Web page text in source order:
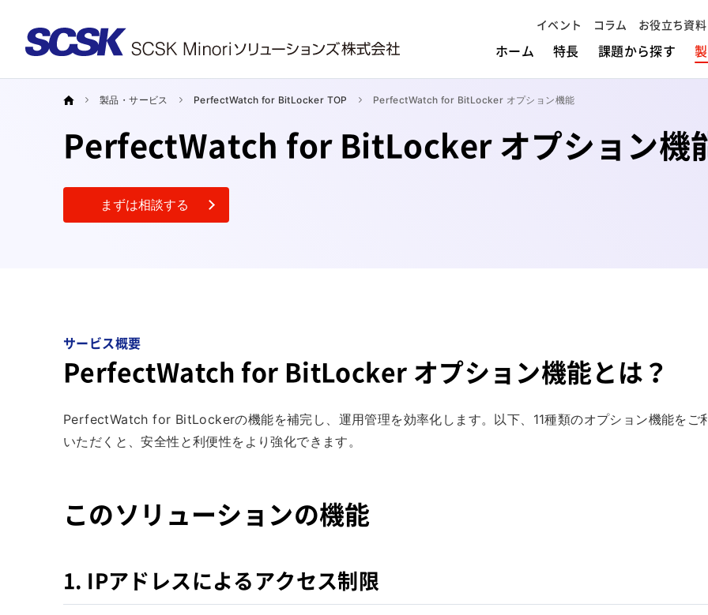
イベント コラム お役立ち資料
ホーム 特長 課題から探す
製品・サービス PerfectWatch for BitLocker TOP PerfectWatch for BitLocker オプション機能
PerfectWatch for BitLocker オプション機
まずは相談する
サービス概要
PerfectWatch for BitLocker オプション機能とは？
PerfectWatch for BitLockerの機能を補完し、運用管理を効率化します。以下、11種類のオプション機能をご
いただくと、安全性と利便性をより強化できます。
このソリューションの機能
1. IPアドレスによるアクセス制限